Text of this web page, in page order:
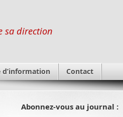
sa direction
d’information Contact
Abonnez-vous au journal :